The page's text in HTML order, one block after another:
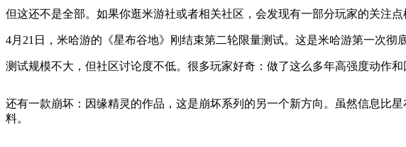
但这还不是全部。如果你逛米游社或者相关社区，会发现有一部分玩家的关注
4月21日，米哈游的《星布谷地》刚结束第二轮限量测试。这是米哈游第一次
测试规模不大，但社区讨论度不低。很多玩家好奇：做了这么多年高强度动作
还有一款崩坏：因缘精灵的作品，这是崩坏系列的另一个新方向。虽然信息比
料。